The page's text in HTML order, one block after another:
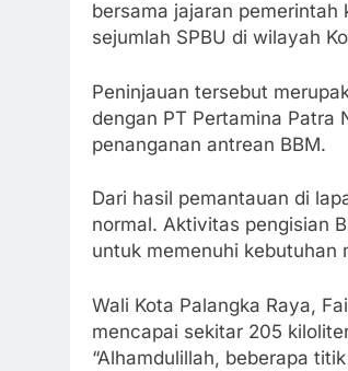
bersama jajaran pemerintah
sejumlah SPBU di wilayah
Peninjauan tersebut
dengan PT Pertamina Patra
penanganan antrean BBM.
Dari hasil pemantauan di
normal. Aktivitas pengisian
untuk memenuhi kebutuhan
Wali Kota Palangka Raya,
mencapai sekitar 205
“Alhamdulillah, beberapa